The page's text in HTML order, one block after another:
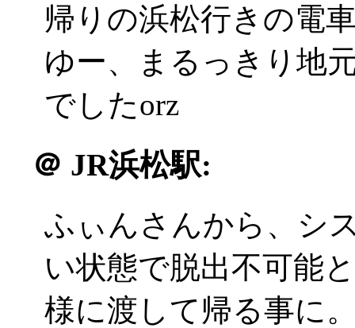
帰りの浜松行きの電
ゆー、まるっきり地
でしたorz
＠ JR浜松駅:
ふぃんさんから、シ
い状態で脱出不可能
様に渡して帰る事に